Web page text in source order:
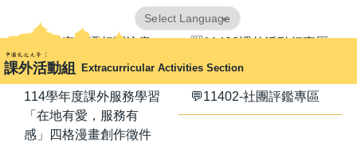
到
主
要
內
課外活動組 Extracurricular Activities Section
Translate
📢器材室搬遷相關注意
事項📢
🈺11402課外活動行事曆
114學年度課外服務學習
「在地有愛，服務有
感」四格漫畫創作徵件
💬11402-社團評鑑專區